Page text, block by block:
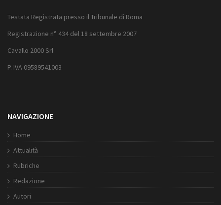
Testata Registrata presso il Tribunale di Roma
Registrazione n° 434 del 18 settembre 2007
Cavallo 2000 Srl
P. IVA 09589541003
NAVIGAZIONE
Home
Attualità
Rubriche
Redazione
Autori